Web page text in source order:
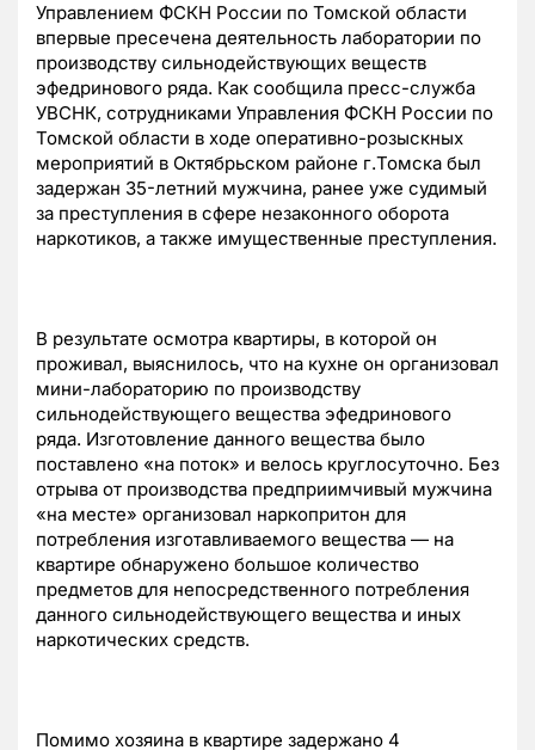
Управлением ФСКН России по Томской области
впервые пресечена деятельность лаборатории по
производству сильнодействующих веществ
эфедринового ряда. Как сообщила пресс-служба
УВСНК, сотрудниками Управления ФСКН России по
Томской области в ходе оперативно-розыскных
мероприятий в Октябрьском районе г.Томска был
задержан 35-летний мужчина, ранее уже судимый
за преступления в сфере незаконного оборота
наркотиков, а также имущественные преступления.
В результате осмотра квартиры, в которой он
проживал, выяснилось, что на кухне он организовал
мини-лабораторию по производству
сильнодействующего вещества эфедринового
ряда. Изготовление данного вещества было
поставлено «на поток» и велось круглосуточно. Без
отрыва от производства предприимчивый мужчина
«на месте» организовал наркопритон для
потребления изготавливаемого вещества — на
квартире обнаружено большое количество
предметов для непосредственного потребления
данного сильнодействующего вещества и иных
наркотических средств.
Помимо хозяина в квартире задержано 4